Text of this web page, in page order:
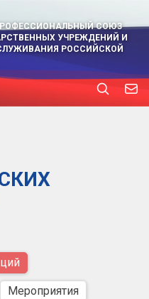
СОЮЗ
УЧРЕЖДЕНИЙ И
РОССИЙСКОЙ
Мероприятия